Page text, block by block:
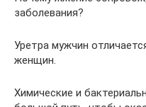
заболевания?
Уретра мужчин
женщин.
Химические и